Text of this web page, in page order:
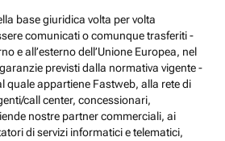
base giuridica volta per volta
comunicati o comunque trasferiti -
e all’esterno dell’Unione Europea, nel
previsti dalla normativa vigente -
quale appartiene Fastweb, alla rete di
call center, concessionari,
nostre partner commerciali, ai
di servizi informatici e telematici,